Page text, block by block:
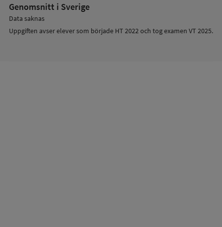
Genomsnitt i Sverige
Data saknas
Uppgiften avser elever som började HT 2022 och tog examen VT 2025.